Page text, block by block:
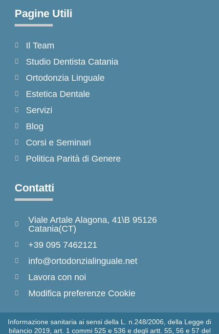
Pagine Utili
Il Team
Studio Dentista Catania
Ortodonzia Linguale
Estetica Dentale
Servizi
Blog
Corsi e Seminari
Politica Parità di Genere
Contatti
Viale Artale Alagona, 41\B 95126
Catania(CT)
+39 095 7462121
info@ortodonzialinguale.net
Lavora con noi
Modifica preferenze Cookie
Informazione sanitaria ai sensi della L. n.248/2006, della Legge di
bilancio 2019, art. 1 commi 525 e 536 e degli artt. 55, 56 e 57 del